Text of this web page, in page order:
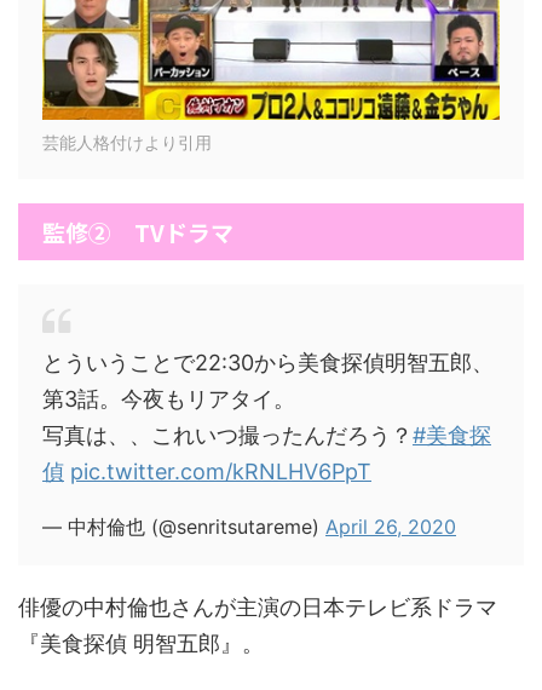
芸能人格付けより引用
監修② TVドラマ
とういうことで22:30から美食探偵明智五郎、
第3話。今夜もリアタイ。
写真は、、これいつ撮ったんだろう？ #美食探
偵 pic.twitter.com/kRNLHV6PpT
— 中村倫也 (@senritsutareme) April 26, 2020
俳優の中村倫也さんが主演の日本テレビ系ドラマ
『美食探偵 明智五郎』。